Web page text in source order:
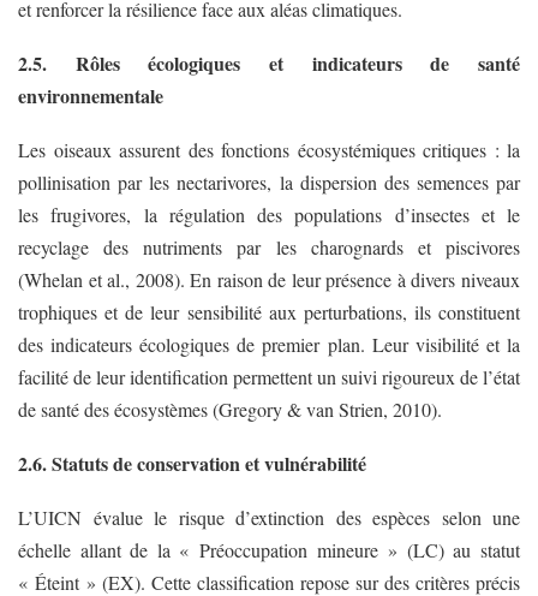
et renforcer la résilience face aux aléas climatiques.
2.5. Rôles écologiques et indicateurs de santé
environnementale
Les oiseaux assurent des fonctions écosystémiques critiques : la
pollinisation par les nectarivores, la dispersion des semences par
les frugivores, la régulation des populations d’insectes et le
recyclage des nutriments par les charognards et piscivores
(Whelan et al., 2008). En raison de leur présence à divers niveaux
trophiques et de leur sensibilité aux perturbations, ils constituent
des indicateurs écologiques de premier plan. Leur visibilité et la
facilité de leur identification permettent un suivi rigoureux de l’état
de santé des écosystèmes (Gregory & van Strien, 2010).
2.6. Statuts de conservation et vulnérabilité
L’UICN évalue le risque d’extinction des espèces selon une
échelle allant de la « Préoccupation mineure » (LC) au statut
« Éteint » (EX). Cette classification repose sur des critères précis